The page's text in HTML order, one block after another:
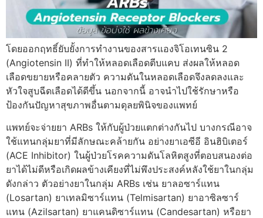
โดยออกฤทธิ์ยับยั้งการทำงานของสารแองจิโอเทนซิน 2
(Angiotensin II) ที่ทำให้หลอดเลือดตีบแคบ ส่งผลให้หลอด
เลือดขยายหรือคลายตัว ความดันในหลอดเลือดจึงลดลงและ
หัวใจสูบฉีดเลือดได้ดีขึ้น นอกจากนี้ อาจนำไปใช้รักษาหรือ
ป้องกันปัญหาสุขภาพอื่นตามดุลยพินิจของแพทย์
แพทย์จะจ่ายยา ARBs ให้กับผู้ป่วยแตกต่างกันไป บางกรณีอาจ
ใช้แทนกลุ่มยาที่มีลักษณะคล้ายกัน อย่างยาเอซีอี อินฮิบิเตอร์
(ACE Inhibitor) ในผู้ป่วยโรคความดันโลหิตสูงที่ตอบสนองต่อ
ยาได้ไม่ดีหรือเกิดผลข้างเคียงที่ไม่พึงประสงค์หลังใช้ยาในกลุ่ม
ดังกล่าว ตัวอย่างยาในกลุ่ม ARBs เช่น ยาลอซาร์แทน
(Losartan) ยาเทลมิซาร์แทน (Telmisartan) ยาอาซิลซาร์
แทน (Azilsartan) ยาแคนดิซาร์แทน (Candesartan) หรือยา